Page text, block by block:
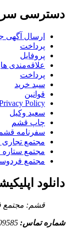
دسترسی
ارسال آگهی
پرداخت
پروفایل
علاقه‌مندی ها
پرداخت
سبد خرید
قوانین
Policy
سعید وکیل
چاپ قشم
سفرنامه
مجتمع تجاری
مجتمع
مجتمع
دانلود
قشم: مجتمع
شماره تماس: